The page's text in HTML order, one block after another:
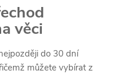
věci
do 30 dní
můžete vybírat z